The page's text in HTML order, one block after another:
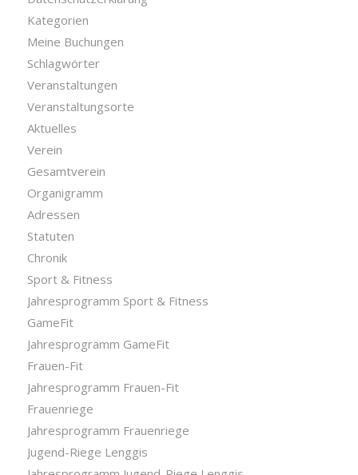
Kategorien
Meine Buchungen
Schlagwörter
Veranstaltungen
Veranstaltungsorte
Aktuelles
Verein
Gesamtverein
Organigramm
Adressen
Statuten
Chronik
Sport & Fitness
Jahresprogramm Sport & Fitness
GameFit
Jahresprogramm GameFit
Frauen-Fit
Jahresprogramm Frauen-Fit
Frauenriege
Jahresprogramm Frauenriege
Jugend-Riege Lenggis